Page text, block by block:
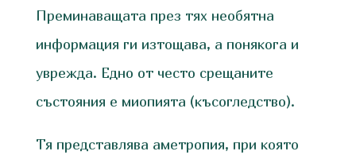
Преминаващата през тях необятна
информация ги изтощава, а понякога и
уврежда. Едно от често срещаните
състояния е миопията (късогледство).
Тя представлява аметропия, при която